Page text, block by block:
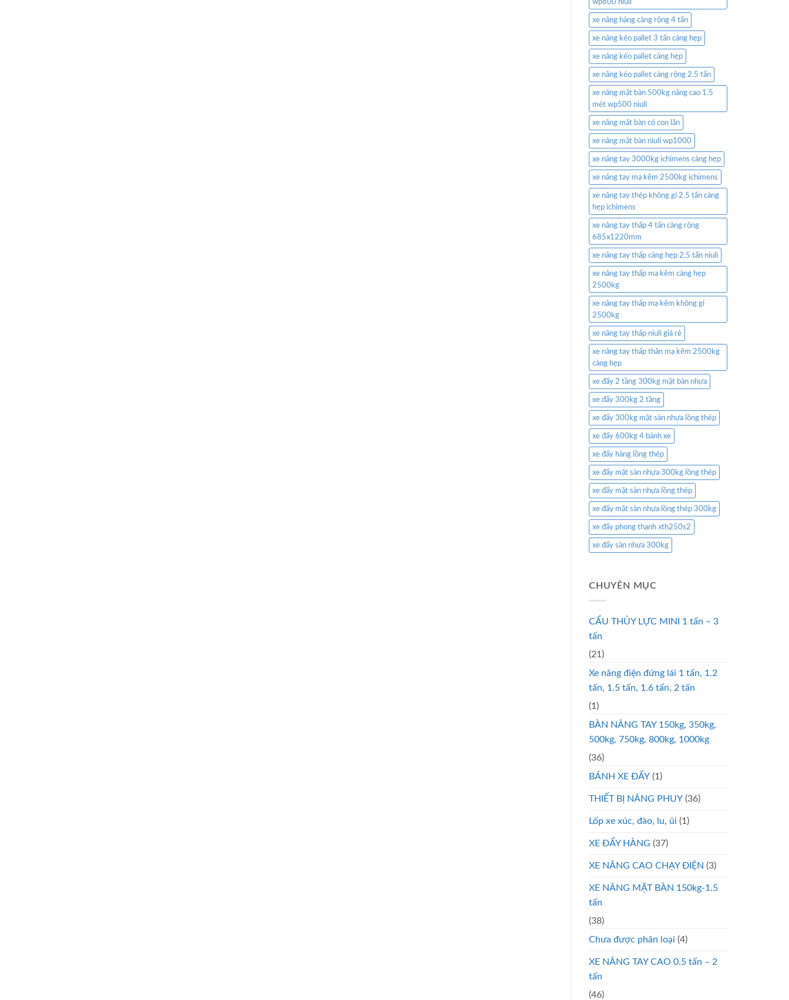
wp800 niuli
xe nâng hàng càng rộng 4 tấn
xe nâng kéo pallet 3 tấn càng hẹp
xe nâng kéo pallet càng hẹp
xe nâng kéo pallet càng rộng 2.5 tấn
xe nâng mặt bàn 500kg nâng cao 1.5
mét wp500 niuli
xe nâng mặt bàn có con lăn
xe nâng mặt bàn niuli wp1000
xe nâng tay 3000kg ichimens càng hẹp
xe nâng tay mạ kẽm 2500kg ichimens
xe nâng tay thép không gỉ 2.5 tấn càng
hẹp ichimens
xe nâng tay thấp 4 tấn càng rộng
685x1220mm
xe nâng tay thấp càng hẹp 2.5 tấn niuli
xe nâng tay thấp mạ kẽm càng hẹp
2500kg
xe nâng tay thấp mạ kẽm không gỉ
2500kg
xe nâng tay thấp niuli giá rẻ
xe nâng tay thấp thân mạ kẽm 2500kg
càng hẹp
xe đẩy 2 tầng 300kg mặt bàn nhựa
xe đẩy 300kg 2 tầng
xe đẩy 300kg mặt sàn nhựa lồng thép
xe đẩy 600kg 4 bánh xe
xe đẩy hàng lồng thép
xe đẩy mặt sàn nhựa 300kg lồng thép
xe đẩy mặt sàn nhựa lồng thép
xe đẩy mặt sàn nhựa lồng thép 300kg
xe đẩy phong thạnh xth250s2
xe đẩy sàn nhựa 300kg
CHUYÊN MỤC
CẨU THỦY LỰC MINI 1 tấn – 3
tấn
(21)
Xe nâng điện đứng lái 1 tấn, 1.2
tấn, 1.5 tấn, 1.6 tấn, 2 tấn
(1)
BÀN NÂNG TAY 150kg, 350kg,
500kg, 750kg, 800kg, 1000kg
(36)
BÁNH XE ĐẨY (1)
THIẾT BỊ NÂNG PHUY (36)
Lốp xe xúc, đào, lu, ủi (1)
XE ĐẨY HÀNG (37)
XE NÂNG CAO CHẠY ĐIỆN (3)
XE NÂNG MẶT BÀN 150kg-1.5
tấn
(38)
Chưa được phân loại (4)
XE NÂNG TAY CAO 0.5 tấn – 2
tấn
(46)